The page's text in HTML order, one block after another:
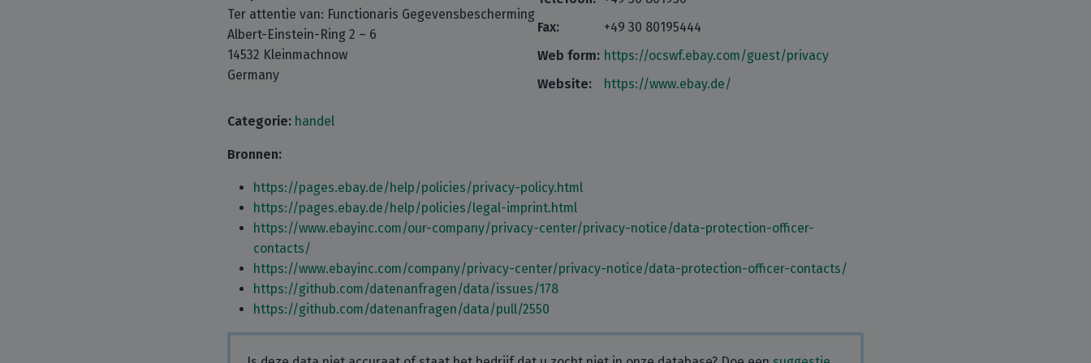
Ter attentie van: Functionaris Gegevensbescherming
Albert-Einstein-Ring 2 – 6
14532 Kleinmachnow
Germany
Fax:
+49 30 80195444
Web form: https://ocswf.ebay.com/guest/privacy
Website:
https://www.ebay.de/
Categorie: handel
Bronnen:
https://pages.ebay.de/help/policies/privacy-policy.html
https://pages.ebay.de/help/policies/legal-imprint.html
https://www.ebayinc.com/our-company/privacy-center/privacy-notice/data-protection-officer-
contacts/
https://www.ebayinc.com/company/privacy-center/privacy-notice/data-protection-officer-contacts/
https://github.com/datenanfragen/data/issues/178
https://github.com/datenanfragen/data/pull/2550